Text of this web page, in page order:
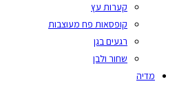
קערות עץ
קופסאות פח מעוצבות
רגעים בגן
שחור ולבן
מדיה